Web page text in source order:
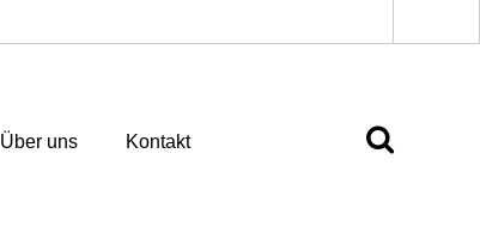
Über uns Kontakt